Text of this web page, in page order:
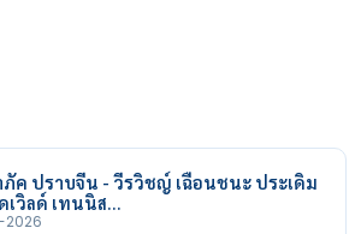
ค ปราบจีน - วีรวิชญ์ เฉือนชนะ ประเดิม
เวิลด์ เทนนิส…